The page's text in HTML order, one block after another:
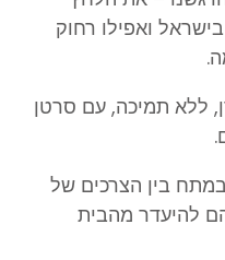
ואפילו רחוק
ללא תמיכה, עם סרטן
בין הצרכים של
להיעדר מהבית